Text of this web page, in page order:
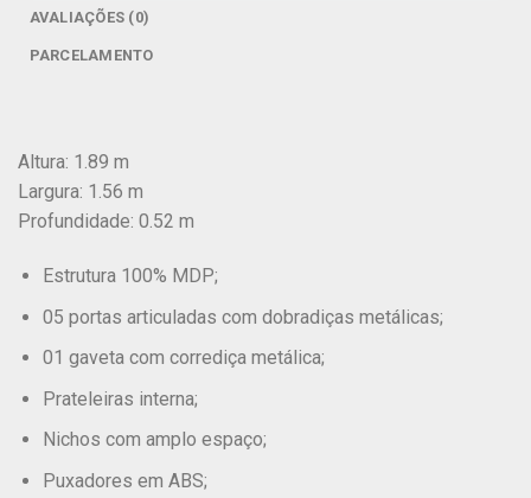
AVALIAÇÕES (0)
PARCELAMENTO
Altura: 1.89 m
Largura: 1.56 m
Profundidade: 0.52 m
Estrutura 100% MDP;
05 portas articuladas com dobradiças metálicas;
01 gaveta com corrediça metálica;
Prateleiras interna;
Nichos com amplo espaço;
Puxadores em ABS;